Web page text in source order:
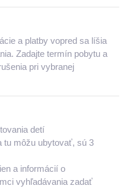
a platby vopred sa líšia
Zadajte termín pobytu a
pri vybranej
detí
tu môžu ubytovať, sú 3
a informácií o
vyhľadávania zadať